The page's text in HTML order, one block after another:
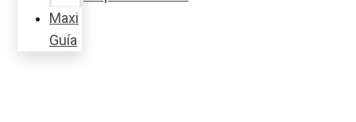
Maxi
Guía